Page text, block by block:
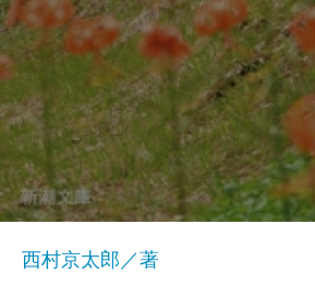
西村京太郎／著